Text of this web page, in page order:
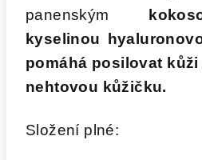
panenským
kyselinou
pomáhá posilovat
nehtovou kůžičku.
Složení plné: